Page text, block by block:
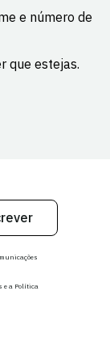
e número de
que estejas.
e a Política